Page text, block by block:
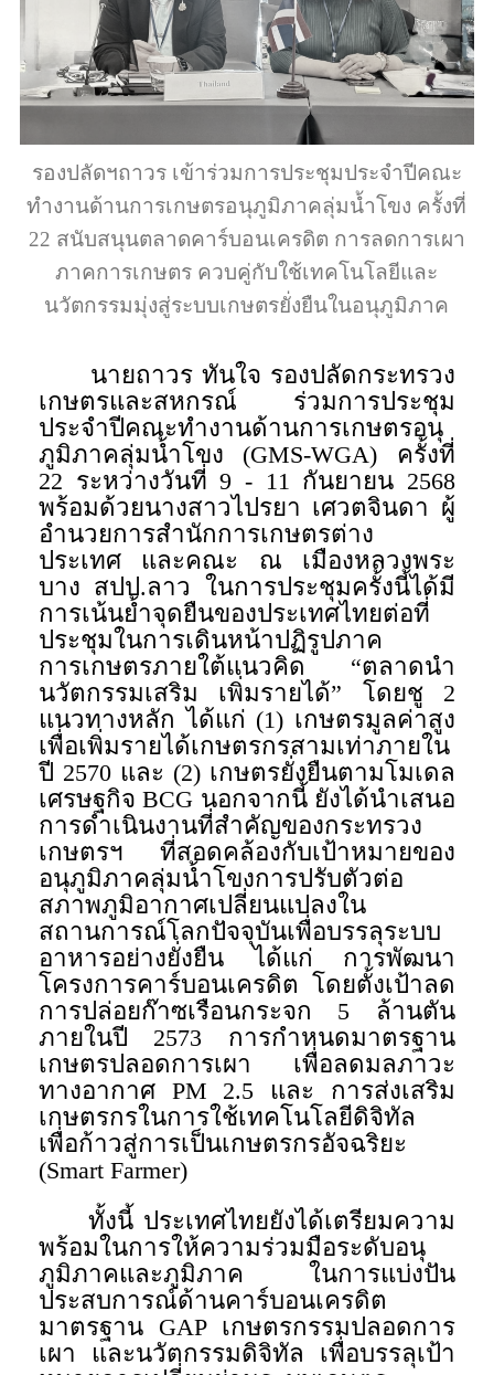
รองปลัดฯถาวร เข้าร่วมการประชุมประจำปีคณะ
ทำงานด้านการเกษตรอนุภูมิภาคลุ่มน้ำโขง ครั้งที่
22 สนับสนุนตลาดคาร์บอนเครดิต การลดการเผา
ภาคการเกษตร ควบคู่กับใช้เทคโนโลยีและ
นวัตกรรมมุ่งสู่ระบบเกษตรยั่งยืนในอนุภูมิภาค
นายถาวร ทันใจ รองปลัดกระทรวง
เกษตรและสหกรณ์ ร่วมการประชุม
ประจำปีคณะทำงานด้านการเกษตรอนุ
ภูมิภาคลุ่มน้ำโขง (GMS-WGA) ครั้งที่
22 ระหว่างวันที่ 9 - 11 กันยายน 2568
พร้อมด้วยนางสาวไปรยา เศวตจินดา ผู้
อำนวยการสำนักการเกษตรต่าง
ประเทศ และคณะ ณ เมืองหลวงพระ
บาง สปป.ลาว ในการประชุมครั้งนี้ได้มี
การเน้นย้ำจุดยืนของประเทศไทยต่อที่
ประชุมในการเดินหน้าปฏิรูปภาค
การเกษตรภายใต้แนวคิด “ตลาดนำ
นวัตกรรมเสริม เพิ่มรายได้” โดยชู 2
แนวทางหลัก ได้แก่ (1) เกษตรมูลค่าสูง
เพื่อเพิ่มรายได้เกษตรกรสามเท่าภายใน
ปี 2570 และ (2) เกษตรยั่งยืนตามโมเดล
เศรษฐกิจ BCG นอกจากนี้ ยังได้นำเสนอ
การดำเนินงานที่สำคัญของกระทรวง
เกษตรฯ ที่สอดคล้องกับเป้าหมายของ
อนุภูมิภาคลุ่มน้ำโขงการปรับตัวต่อ
สภาพภูมิอากาศเปลี่ยนแปลงใน
สถานการณ์โลกปัจจุบันเพื่อบรรลุระบบ
อาหารอย่างยั่งยืน ได้แก่ การพัฒนา
โครงการคาร์บอนเครดิต โดยตั้งเป้าลด
การปล่อยก๊าซเรือนกระจก 5 ล้านตัน
ภายในปี 2573 การกำหนดมาตรฐาน
เกษตรปลอดการเผา เพื่อลดมลภาวะ
ทางอากาศ PM 2.5 และ การส่งเสริม
เกษตรกรในการใช้เทคโนโลยีดิจิทัล
เพื่อก้าวสู่การเป็นเกษตรกรอัจฉริยะ
(Smart Farmer)
ทั้งนี้ ประเทศไทยยังได้เตรียมความ
พร้อมในการให้ความร่วมมือระดับอนุ
ภูมิภาคและภูมิภาค ในการแบ่งปัน
ประสบการณ์ด้านคาร์บอนเครดิต
มาตรฐาน GAP เกษตรกรรมปลอดการ
เผา และนวัตกรรมดิจิทัล เพื่อบรรลุเป้า